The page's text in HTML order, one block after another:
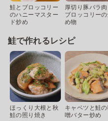
鮭とブロッコリー
のハニーマスター
ド炒め
厚切り豚バラ肉
ブロッコリー
め物
鮭で作れるレシピ
ほっくり大根と秋
鮭の照り焼き
キャベツと鮭
噌バター炒め